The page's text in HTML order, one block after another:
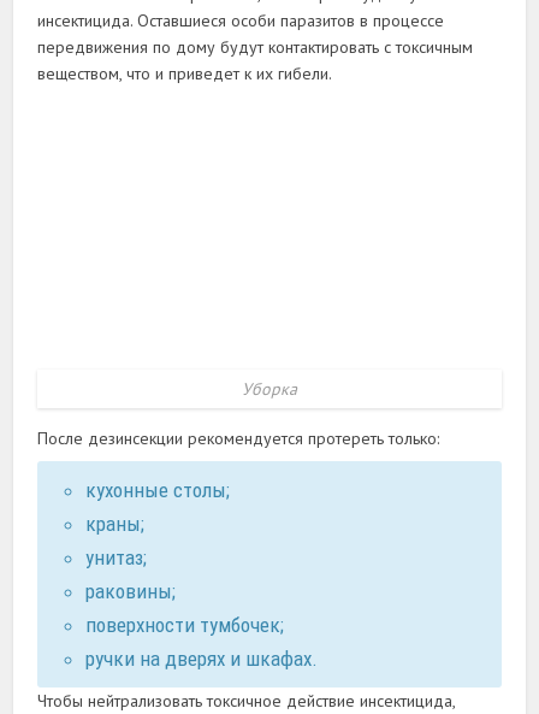
инсектицида. Оставшиеся особи паразитов в процессе
передвижения по дому будут контактировать с токсичным
веществом, что и приведет к их гибели.
Уборка
После дезинсекции рекомендуется протереть только:
кухонные столы;
краны;
унитаз;
раковины;
поверхности тумбочек;
ручки на дверях и шкафах.
Чтобы нейтрализовать токсичное действие инсектицида,